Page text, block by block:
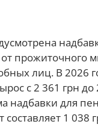
от прожиточного
лиц. В 2026
с 2 361 грн до
надбавки для
составляет 1 038